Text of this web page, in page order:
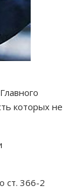
которых не
ст. 366-2